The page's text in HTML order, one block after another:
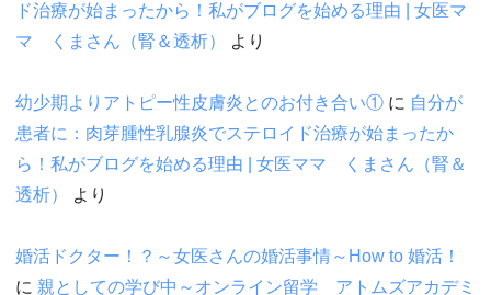
ド治療が始まったから！私がブログを始める理由 | 女医マ
マ くまさん（腎＆透析）
より
幼少期よりアトピー性皮膚炎とのお付き合い① に 自分が
患者に：肉芽腫性乳腺炎でステロイド治療が始まったか
ら！私がブログを始める理由 | 女医ママ くまさん（腎＆
透析）
より
婚活ドクター！？～女医さんの婚活事情～How to 婚活！
に 親としての学び中～オンライン留学 アトムズアカデミ